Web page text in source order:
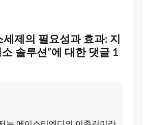
세제의 필요성과 효과: 지
솔루션”에 대한 댓글 1